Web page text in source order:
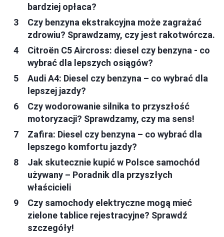
bardziej opłaca?
Czy benzyna ekstrakcyjna może zagrażać
zdrowiu? Sprawdzamy, czy jest rakotwórcza.
Citroën C5 Aircross: diesel czy benzyna - co
wybrać dla lepszych osiągów?
Audi A4: Diesel czy benzyna – co wybrać dla
lepszej jazdy?
Czy wodorowanie silnika to przyszłość
motoryzacji? Sprawdzamy, czy ma sens!
Zafira: Diesel czy benzyna – co wybrać dla
lepszego komfortu jazdy?
Jak skutecznie kupić w Polsce samochód
używany – Poradnik dla przyszłych
właścicieli
Czy samochody elektryczne mogą mieć
zielone tablice rejestracyjne? Sprawdź
szczegóły!